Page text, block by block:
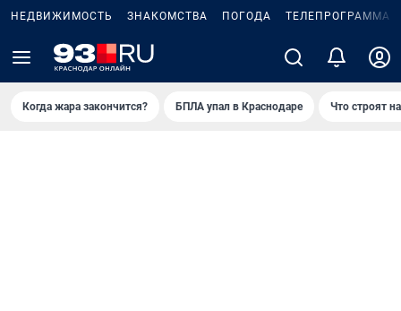
НЕДВИЖИМОСТЬ ЗНАКОМСТВА ПОГОДА ТЕЛЕПРОГРАММА
Когда жара закончится? БПЛА упал в Краснодаре Что строят